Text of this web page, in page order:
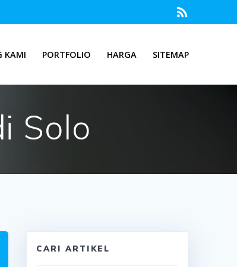
KAMI PORTFOLIO HARGA SITEMAP
Solo
CARI ARTIKEL